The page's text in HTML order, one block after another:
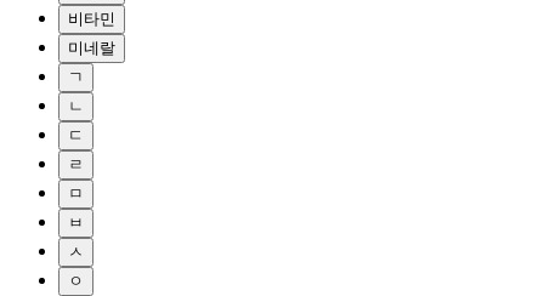
비타민
미네랄
ㄱ
ㄴ
ㄷ
ㄹ
ㅁ
ㅂ
ㅅ
ㅇ